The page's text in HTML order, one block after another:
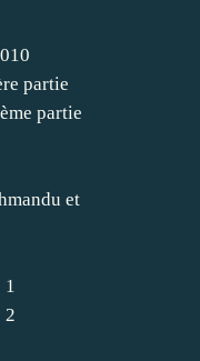
partie
partie
et
1
2